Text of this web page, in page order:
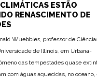
ESTÃO
RENASCIMENTO DE
Wuebbles, professor de
de Illinois, em Urbana-
das tempestades quase
com águas aquecidas, no oceano,